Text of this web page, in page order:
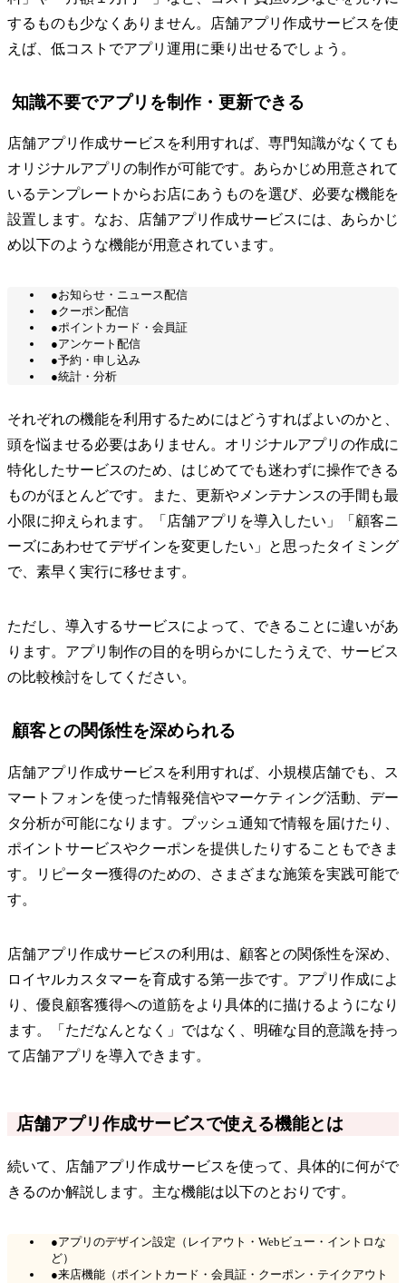
するものも少なくありません。店舗アプリ作成サービスを使
えば、低コストでアプリ運用に乗り出せるでしょう。
知識不要でアプリを制作・更新できる
店舗アプリ作成サービスを利用すれば、専門知識がなくても
オリジナルアプリの制作が可能です。あらかじめ用意されて
いるテンプレートからお店にあうものを選び、必要な機能を
設置します。なお、店舗アプリ作成サービスには、あらかじ
め以下のような機能が用意されています。
●お知らせ・ニュース配信
●クーポン配信
●ポイントカード・会員証
●アンケート配信
●予約・申し込み
●統計・分析
それぞれの機能を利用するためにはどうすればよいのかと、
頭を悩ませる必要はありません。オリジナルアプリの作成に
特化したサービスのため、はじめてでも迷わずに操作できる
ものがほとんどです。また、更新やメンテナンスの手間も最
小限に抑えられます。「店舗アプリを導入したい」「顧客ニ
ーズにあわせてデザインを変更したい」と思ったタイミング
で、素早く実行に移せます。
ただし、導入するサービスによって、できることに違いがあ
ります。アプリ制作の目的を明らかにしたうえで、サービス
の比較検討をしてください。
顧客との関係性を深められる
店舗アプリ作成サービスを利用すれば、小規模店舗でも、ス
マートフォンを使った情報発信やマーケティング活動、デー
タ分析が可能になります。プッシュ通知で情報を届けたり、
ポイントサービスやクーポンを提供したりすることもできま
す。リピーター獲得のための、さまざまな施策を実践可能で
す。
店舗アプリ作成サービスの利用は、顧客との関係性を深め、
ロイヤルカスタマーを育成する第一歩です。アプリ作成によ
り、優良顧客獲得への道筋をより具体的に描けるようになり
ます。「ただなんとなく」ではなく、明確な目的意識を持っ
て店舗アプリを導入できます。
店舗アプリ作成サービスで使える機能とは
続いて、店舗アプリ作成サービスを使って、具体的に何がで
きるのか解説します。主な機能は以下のとおりです。
●アプリのデザイン設定（レイアウト・Webビュー・イントロな
ど）
●来店機能（ポイントカード・会員証・クーポン・テイクアウト